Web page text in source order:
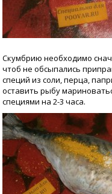
Скумбрию необходимо
чтоб не обсыпались
специй из соли, перца,
оставить рыбу
специями на 2-3 часа.